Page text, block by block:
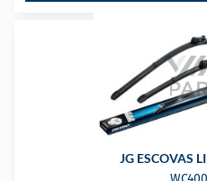
JG ESCOVAS